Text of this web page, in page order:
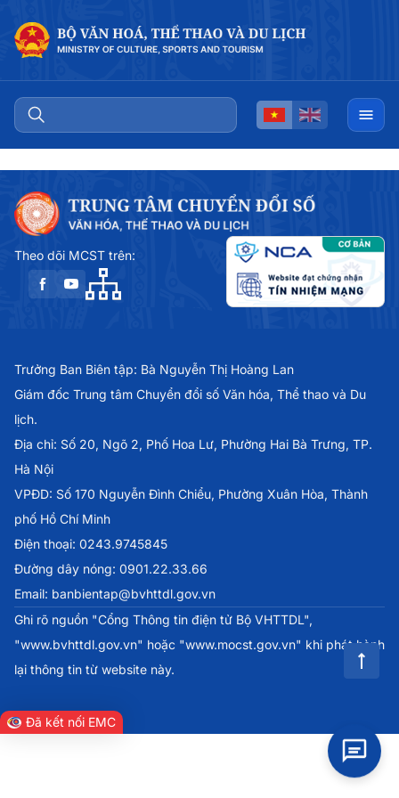
Theo dõi MCST trên:
Trưởng Ban Biên tập: Bà Nguyễn Thị Hoàng Lan
Giám đốc Trung tâm Chuyển đổi số Văn hóa, Thể thao và Du
lịch.
Địa chỉ: Số 20, Ngõ 2, Phố Hoa Lư, Phường Hai Bà Trưng, TP.
Hà Nội
VPĐD: Số 170 Nguyễn Đình Chiểu, Phường Xuân Hòa, Thành
phố Hồ Chí Minh
Điện thoại: 0243.9745845
Đường dây nóng: 0901.22.33.66
Email: banbientap@bvhttdl.gov.vn
Ghi rõ nguồn "Cổng Thông tin điện tử Bộ VHTTDL",
"www.bvhttdl.gov.vn" hoặc "www.mocst.gov.vn" khi phát hành
lại thông tin từ website này.
Đã kết nối EMC